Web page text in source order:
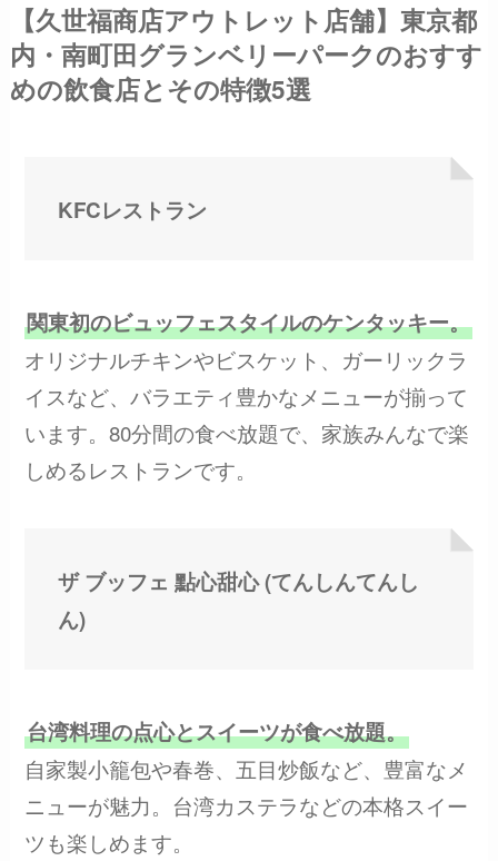
【久世福商店アウトレット店舗】東京都
内・南町田グランベリーパークのおすす
めの飲食店とその特徴5選
KFCレストラン
関東初のビュッフェスタイルのケンタッキー。
オリジナルチキンやビスケット、ガーリックラ
イスなど、バラエティ豊かなメニューが揃って
います。80分間の食べ放題で、家族みんなで楽
しめるレストランです。
ザ ブッフェ 點心甜心 (てんしんてんし
ん)
台湾料理の点心とスイーツが食べ放題。
自家製小籠包や春巻、五目炒飯など、豊富なメ
ニューが魅力。台湾カステラなどの本格スイー
ツも楽しめます。